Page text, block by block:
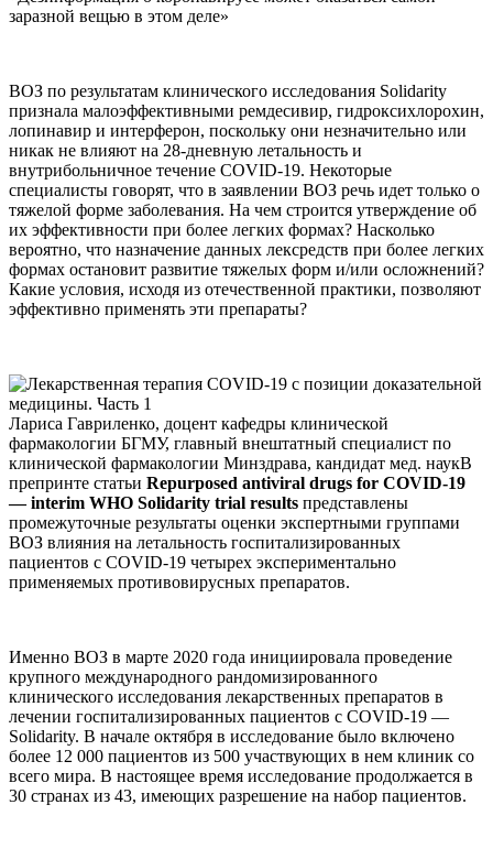
заразной вещью в этом деле»
ВОЗ по результатам клинического исследования Solidarity
признала малоэффективными ремдесивир, гидроксихлорохин,
лопинавир и интерферон, поскольку они незначительно или
никак не влияют на 28-дневную летальность и
внутрибольничное течение COVID-19. Некоторые
специалисты говорят, что в заявлении ВОЗ речь идет только о
тяжелой форме заболевания. На чем строится утверждение об
их эффективности при более легких формах? Насколько
вероятно, что назначение данных лексредств при более легких
формах остановит развитие тяжелых форм и/или осложнений?
Какие условия, исходя из отечественной практики, позволяют
эффективно применять эти препараты?
Лариса Гавриленко, доцент кафедры клинической
фармакологии БГМУ, главный внештатный специалист по
клинической фармакологии Минздрава, кандидат мед. наукВ
препринте статьи Repurposed antiviral drugs for COVID-19
— interim WHO Solidarity trial results представлены
промежуточные результаты оценки экспертными группами
ВОЗ влияния на летальность госпитализированных
пациентов с COVID-19 четырех экспериментально
применяемых противовирусных препаратов.
Именно ВОЗ в марте 2020 года инициировала проведение
крупного международного рандомизированного
клинического исследования лекарственных препаратов в
лечении госпитализированных пациентов с COVID-19 —
Solidarity. В начале октября в исследование было включено
более 12 000 пациентов из 500 участвующих в нем клиник со
всего мира. В настоящее время исследование продолжается в
30 странах из 43, имеющих разрешение на набор пациентов.